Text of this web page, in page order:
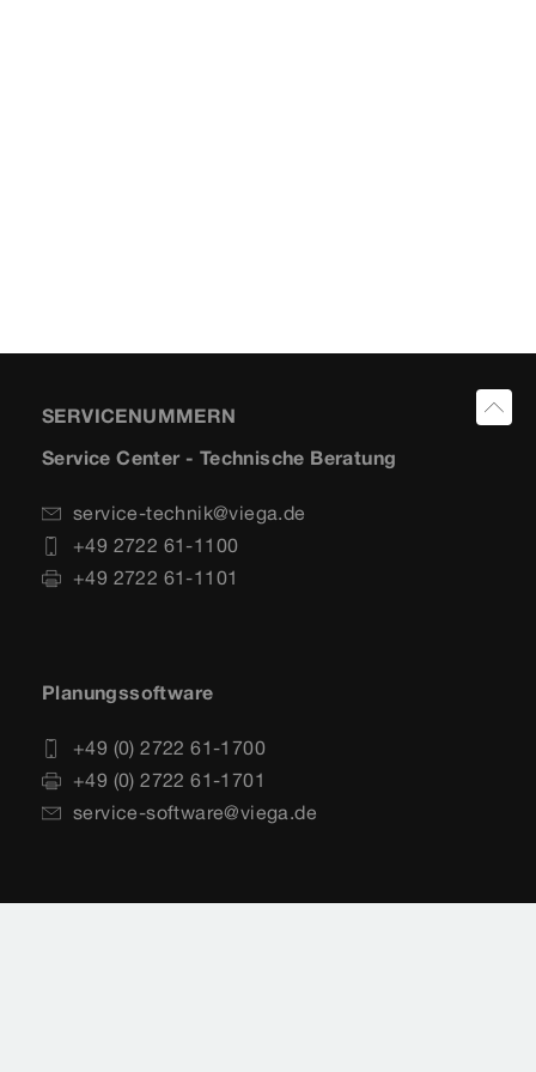
SERVICENUMMERN
Service Center - Technische Beratung
service-technik@viega.de
+49 2722 61-1100
+49 2722 61-1101
Planungssoftware
+49 (0) 2722 61-1700
+49 (0) 2722 61-1701
service-software@viega.de